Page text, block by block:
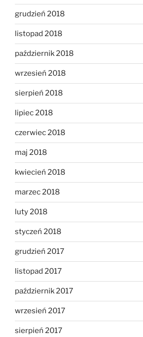
grudzień 2018
listopad 2018
październik 2018
wrzesień 2018
sierpień 2018
lipiec 2018
czerwiec 2018
maj 2018
kwiecień 2018
marzec 2018
luty 2018
styczeń 2018
grudzień 2017
listopad 2017
październik 2017
wrzesień 2017
sierpień 2017